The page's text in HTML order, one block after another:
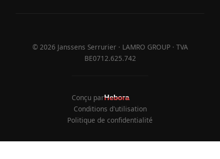
© 2026 Janssens Serrurier · LAMRO GROUP · TVA
BE0712.625.742
Conçu parHebora
Hebora
Conditions d'utilisation
Politique de confidentialité